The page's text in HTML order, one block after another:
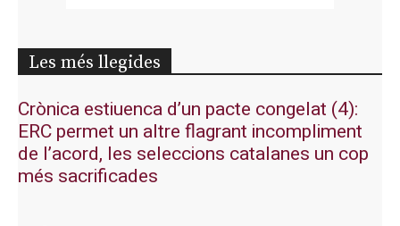
Les més llegides
Crònica estiuenca d’un pacte congelat (4):
ERC permet un altre flagrant incompliment
de l’acord, les seleccions catalanes un cop
més sacrificades